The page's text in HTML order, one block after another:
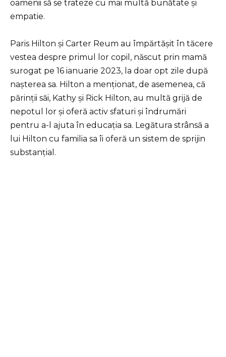
oamenii să se trateze cu mai multă bunătate și
empatie.
Paris Hilton și Carter Reum au împărtășit în tăcere
vestea despre primul lor copil, născut prin mamă
surogat pe 16 ianuarie 2023, la doar opt zile după
nașterea sa. Hilton a menționat, de asemenea, că
părinții săi, Kathy și Rick Hilton, au multă grijă de
nepotul lor și oferă activ sfaturi și îndrumări
pentru a-l ajuta în educația sa. Legătura strânsă a
lui Hilton cu familia sa îi oferă un sistem de sprijin
substanțial.